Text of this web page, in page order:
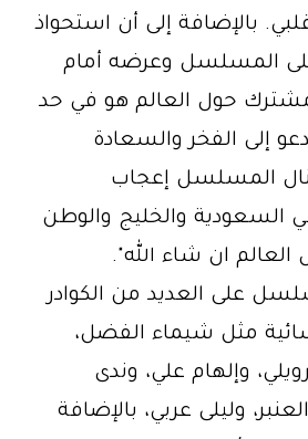
بالإضافة إلى أن استحواذ
المسلسل وعرضه أمام
مشترك حول العالم هو في حد
إلى الفخر والسعادة
المسلسل إعجاب
السعودية والخليج والوطن
العالم ان شاء الله".
على العديد من الكوادر
مثل شيماء الفضل،
وإلهام علي، وندى
وليلى عربي، بالإضافة